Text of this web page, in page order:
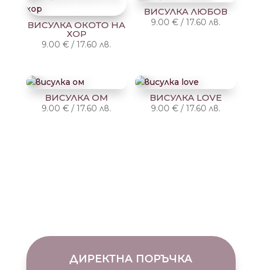
ВИСУЛКА ОКОТО НА
ХОР
9.00€ /17.60лв.
ВИСУЛКА ЛЮБОВ
9.00 € / 17.60 лв.
ВИСУЛКА ОМ
9.00€ /17.60лв.
ВИСУЛКА LOVE
9.00 € / 17.60 лв.
ДИРЕКТНА ПОРЪЧКА